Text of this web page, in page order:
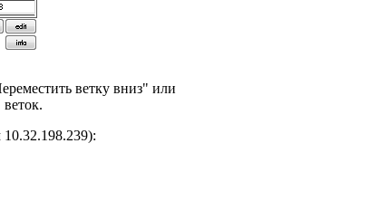
ветку вниз" или
10.32.198.239):